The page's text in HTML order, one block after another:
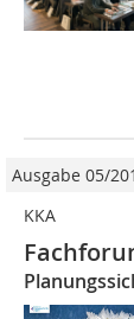
Ausgabe 05/
KKA